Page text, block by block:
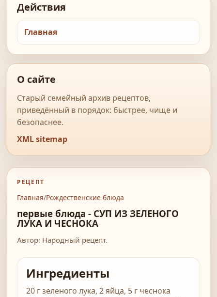
Действия
Главная
О сайте
Старый семейный архив рецептов,
приведённый в порядок: быстрее, чище и
безопаснее.
XML sitemap
РЕЦЕПТ
Главная/Рождественские блюда
первые блюда - СУП ИЗ ЗЕЛЕНОГО
ЛУКА И ЧЕСНОКА
Автор: Народный рецепт.
Ингредиенты
20 г зеленого лука, 2 яйца, 5 г чеснока